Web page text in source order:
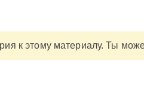
к этому материалу. Ты